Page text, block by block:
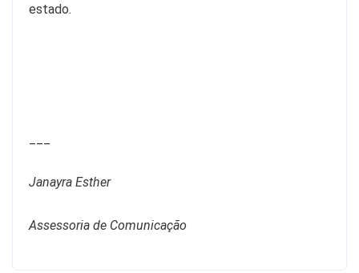
estado.
Janayra Esther
Assessoria de Comunicação